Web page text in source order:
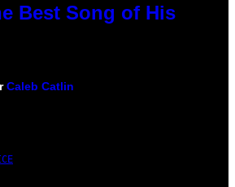
Best Song of His
Caleb Catlin